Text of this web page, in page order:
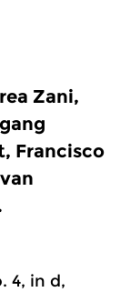
Zani,
Francisco
4, in d,